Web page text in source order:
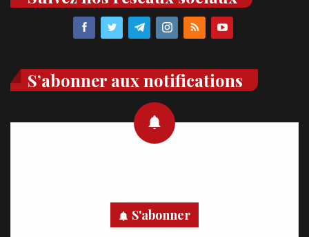
S’abonner aux notifications
S'abonner